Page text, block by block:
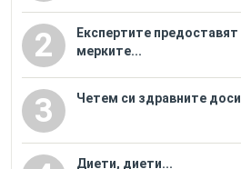
2
Eкспертите
мерките...
3 Четем си здравните
Диети, диети...